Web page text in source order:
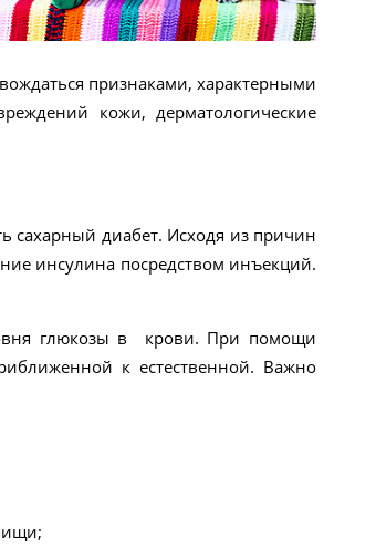
признаками, характерными
кожи, дерматологические
сахарный диабет. Исходя из причин
инсулина посредством инъекций.
глюкозы в крови. При помощи
к естественной. Важно